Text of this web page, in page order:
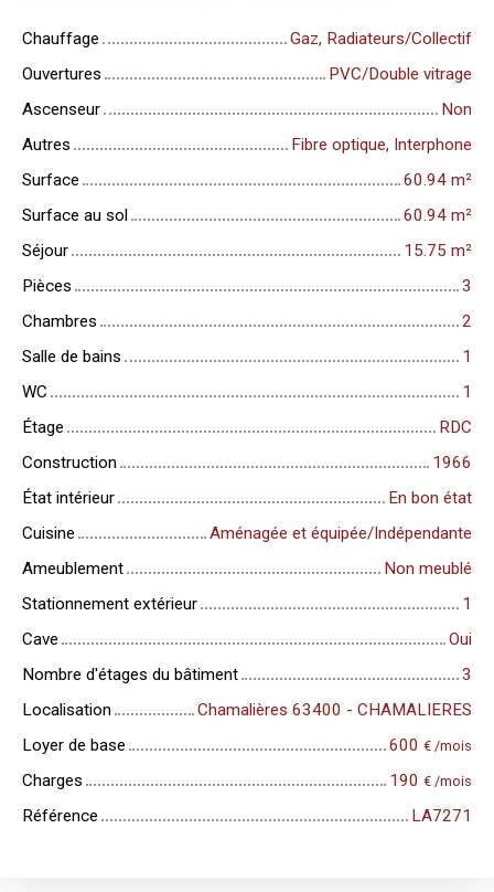
Chauffage
Gaz, Radiateurs/Collectif
Ouvertures
PVC/Double vitrage
Ascenseur
Non
Autres
Fibre optique, Interphone
Surface
60.94 m²
Surface au sol
60.94 m²
Séjour
15.75 m²
Pièces
3
Chambres
2
Salle de bains
1
WC
1
Étage
RDC
Construction
1966
État intérieur
En bon état
Cuisine
Aménagée et équipée/Indépendante
Ameublement
Non meublé
Stationnement extérieur
1
Cave
Oui
Nombre d'étages du bâtiment
3
Localisation
Chamalières 63400 - CHAMALIERES
Loyer de base
600 € /mois
Charges 190 € /mois
Référence LA7271